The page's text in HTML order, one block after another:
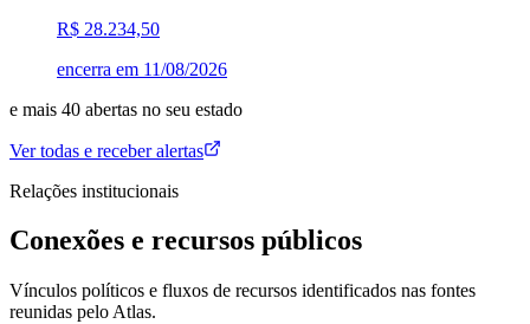
R$ 28.234,50
encerra em 11/08/2026
e mais 40 abertas no seu estado
Ver todas e receber alertas
Relações institucionais
Conexões e recursos públicos
Vínculos políticos e fluxos de recursos identificados nas fontes
reunidas pelo Atlas.